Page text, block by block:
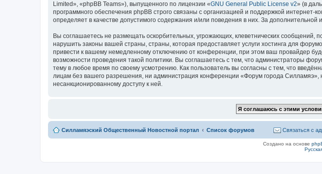
Limited», «phpBB Teams»), выпущенного по лицензии «GNU General Public License v2» (в
программного обеспечения phpBB строго связаны с организацией и поддержкой
определяет в качестве допустимого содержания и/или поведения в них. За
Вы соглашаетесь не размещать оскорбительных, угрожающих, клеветнических
нарушить законы вашей страны, страны, которая предоставляет услуги хостинга для
привести к вашему немедленному отключению от конференции, при этом ваш провайдер
возможности проведения такой политики. Вы соглашаетесь с тем, что администраторы
тему в любое время по своему усмотрению. Как пользователь вы согласны с тем, что
лицам без вашего разрешения, ни администрация конференции «Форум города Силламяэ»,
несанкционированному доступу к ней.
Силламяэский Общественный Новостной портал Список форумов Связаться с
Создано на основе